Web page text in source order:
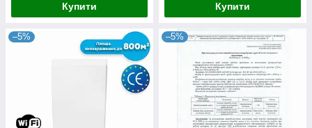
Купити Купити
–5% –5%